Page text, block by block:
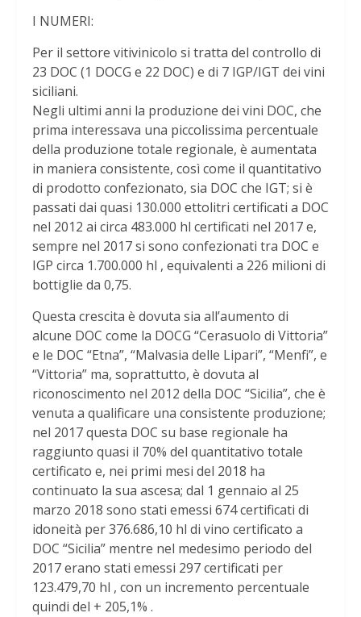
I NUMERI:
Per il settore vitivinicolo si tratta del controllo di
23 DOC (1 DOCG e 22 DOC) e di 7 IGP/IGT dei vini
siciliani.
Negli ultimi anni la produzione dei vini DOC, che
prima interessava una piccolissima percentuale
della produzione totale regionale, è aumentata
in maniera consistente, così come il quantitativo
di prodotto confezionato, sia DOC che IGT; si è
passati dai quasi 130.000 ettolitri certificati a DOC
nel 2012 ai circa 483.000 hl certificati nel 2017 e,
sempre nel 2017 si sono confezionati tra DOC e
IGP circa 1.700.000 hl , equivalenti a 226 milioni di
bottiglie da 0,75.
Questa crescita è dovuta sia all’aumento di
alcune DOC come la DOCG “Cerasuolo di Vittoria”
e le DOC “Etna”, “Malvasia delle Lipari”, “Menfi”, e
“Vittoria” ma, soprattutto, è dovuta al
riconoscimento nel 2012 della DOC “Sicilia”, che è
venuta a qualificare una consistente produzione;
nel 2017 questa DOC su base regionale ha
raggiunto quasi il 70% del quantitativo totale
certificato e, nei primi mesi del 2018 ha
continuato la sua ascesa; dal 1 gennaio al 25
marzo 2018 sono stati emessi 674 certificati di
idoneità per 376.686,10 hl di vino certificato a
DOC “Sicilia” mentre nel medesimo periodo del
2017 erano stati emessi 297 certificati per
123.479,70 hl , con un incremento percentuale
quindi del + 205,1% .